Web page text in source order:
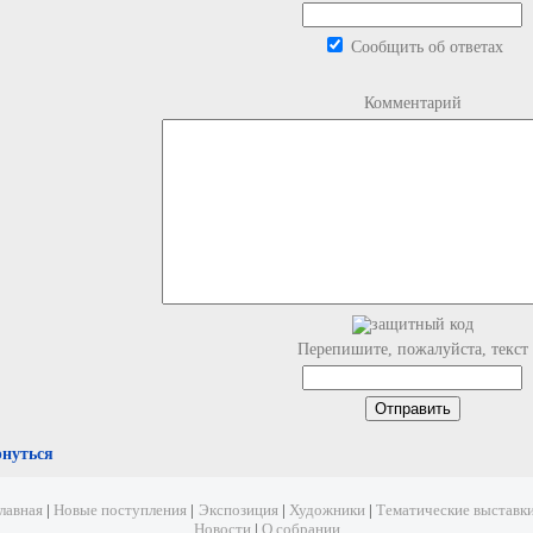
Сообщить об ответах
Комментарий
Перепишите, пожалуйста, текст
Новые поступления Экспозиция Художники
Тематические
Новости| О собрании